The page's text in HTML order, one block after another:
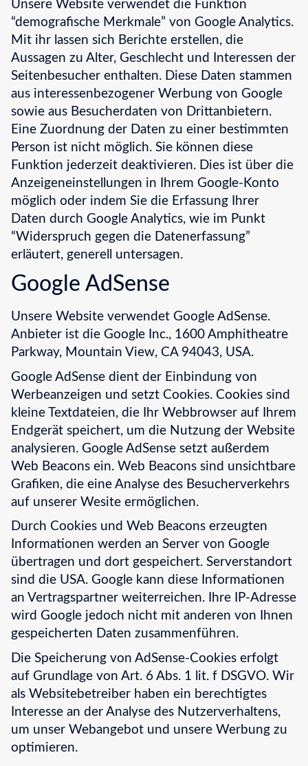
Unsere Website verwendet die Funktion
“demografische Merkmale” von Google Analytics.
Mit ihr lassen sich Berichte erstellen, die
Aussagen zu Alter, Geschlecht und Interessen der
Seitenbesucher enthalten. Diese Daten stammen
aus interessenbezogener Werbung von Google
sowie aus Besucherdaten von Drittanbietern.
Eine Zuordnung der Daten zu einer bestimmten
Person ist nicht möglich. Sie können diese
Funktion jederzeit deaktivieren. Dies ist über die
Anzeigeneinstellungen in Ihrem Google-Konto
möglich oder indem Sie die Erfassung Ihrer
Daten durch Google Analytics, wie im Punkt
“Widerspruch gegen die Datenerfassung”
erläutert, generell untersagen.
Google AdSense
Unsere Website verwendet Google AdSense.
Anbieter ist die Google Inc., 1600 Amphitheatre
Parkway, Mountain View, CA 94043, USA.
Google AdSense dient der Einbindung von
Werbeanzeigen und setzt Cookies. Cookies sind
kleine Textdateien, die Ihr Webbrowser auf Ihrem
Endgerät speichert, um die Nutzung der Website
analysieren. Google AdSense setzt außerdem
Web Beacons ein. Web Beacons sind unsichtbare
Grafiken, die eine Analyse des Besucherverkehrs
auf unserer Wesite ermöglichen.
Durch Cookies und Web Beacons erzeugten
Informationen werden an Server von Google
übertragen und dort gespeichert. Serverstandort
sind die USA. Google kann diese Informationen
an Vertragspartner weiterreichen. Ihre IP-Adresse
wird Google jedoch nicht mit anderen von Ihnen
gespeicherten Daten zusammenführen.
Die Speicherung von AdSense-Cookies erfolgt
auf Grundlage von Art. 6 Abs. 1 lit. f DSGVO. Wir
als Websitebetreiber haben ein berechtigtes
Interesse an der Analyse des Nutzerverhaltens,
um unser Webangebot und unsere Werbung zu
optimieren.